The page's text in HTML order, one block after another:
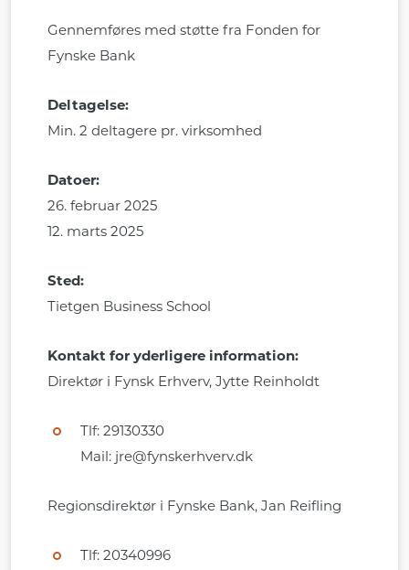
Gennemføres med støtte fra Fonden for
Fynske Bank
Deltagelse:
Min. 2 deltagere pr. virksomhed
Datoer:
26. februar 2025
12. marts 2025
Sted:
Tietgen Business School
Kontakt for yderligere information:
Direktør i Fynsk Erhverv, Jytte Reinholdt
Tlf: 29130330
Mail: jre@fynskerhverv.dk
Regionsdirektør i Fynske Bank, Jan Reifling
Tlf: 20340996